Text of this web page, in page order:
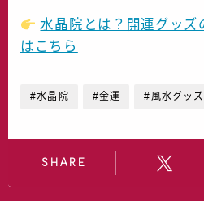
水晶院とは？開運グッズ
はこちら
#水晶院 #金運 #風水グッズ
SHARE